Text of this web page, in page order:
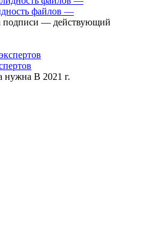
файлов —
подписи — действующий
нужна В 2021 г.